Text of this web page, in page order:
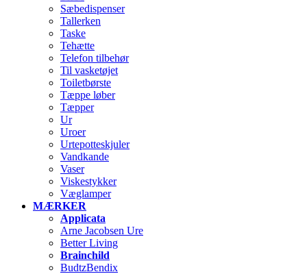
Sæbedispenser
Tallerken
Taske
Tehætte
Telefon tilbehør
Til vasketøjet
Toiletbørste
Tæppe løber
Tæpper
Ur
Uroer
Urtepotteskjuler
Vandkande
Vaser
Viskestykker
Væglamper
MÆRKER
Applicata
Arne Jacobsen Ure
Better Living
Brainchild
BudtzBendix